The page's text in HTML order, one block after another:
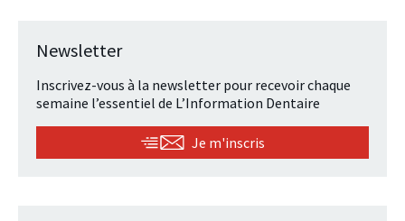
Newsletter
Inscrivez-vous à la newsletter pour recevoir chaque
semaine l’essentiel de L’Information Dentaire
Je m'inscris